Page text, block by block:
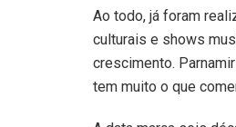
Ao todo, já foram
culturais e shows
crescimento.
tem muito o que